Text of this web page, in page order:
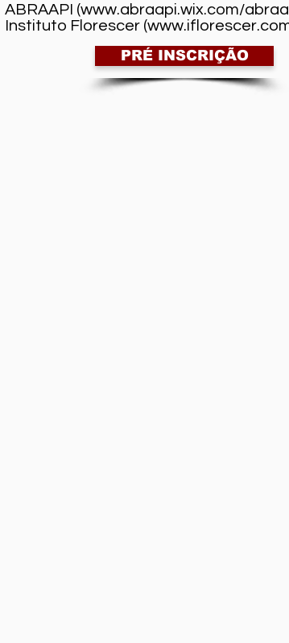
ABRAAPI (www.abraapi.wix.com/
Instituto Florescer (
PRÉ INSCRIÇÃO